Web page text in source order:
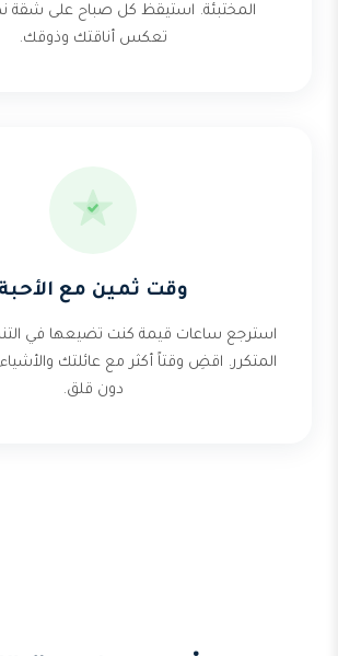
المختبئة. استيقظ كل صباح على شقة
تعكس أناقتك وذوقك.
وقت ثمين مع الأحبة
استرجع ساعات قيمة كنت تضيعها في
المتكرر. اقضِ وقتاً أكثر مع عائلتك
دون قلق.